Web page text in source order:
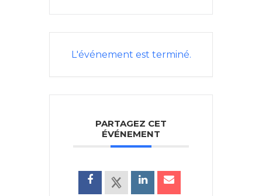
L'événement est terminé.
PARTAGEZ CET
ÉVÉNEMENT